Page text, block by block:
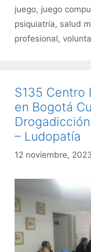
juego, juego
psiquiatría, salud
profesional,
S135 Centro
en Bogotá
– Ludopatía
12 noviembre,